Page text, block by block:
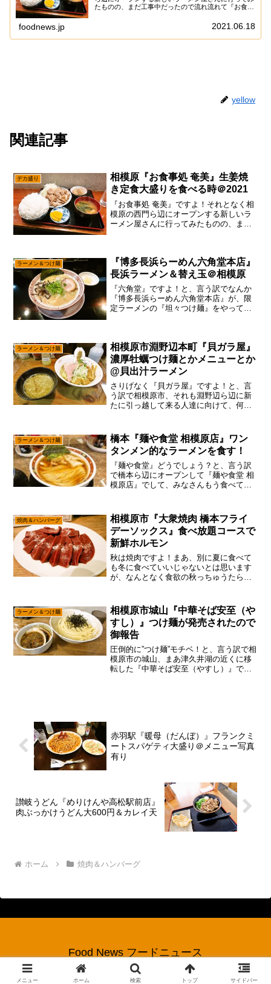
たものの、まだ工事中だったので流れ流れて『お食事
と緊急事態宣言中なので、ほぼ夜営業がメインな
foodnews.jp 2021.06.18
yellow
関連記事
デカ盛り
相模原『お食事処 奄美』生姜焼
き定食大盛りを食べる時＠2021
『お食事処 奄美』ですよ！それとなく相
模原の西門ら辺にオープンする新しいラ
ーメン屋さんに行ってみたものの、まだ
夜営業がメインな『お...
ラーメン＆つけ麺
『博多長浜らーめん六角堂本店』
長浜ラーメン＆替え玉＠相模原
『六角堂』ですよ！と、言う訳でなんか
『博多長浜らーめん六角堂本店』が、限
定ラーメンの『坦々つけ麺』をやってる
夜遅い時間帯に行ったので...
ラーメン＆つけ麺
相模原市淵野辺本町『貝ガラ屋』
濃厚牡蠣つけ麺とかメニューとか
@貝出汁ラーメン
さりげなく『貝ガラ屋』ですよ！と、言
う訳で相模原市、それも淵野辺ら辺に新
たに引っ越して来る人達に向けて、何度
う！「淵野辺本町、駅からちょいちょい
遠いからなと！」一応は『...
ラーメン＆つけ麺
橋本『麺や食堂 相模原店』ワン
タンメン的なラーメンを食す！
『麺や食堂』どうでしょう？と、言う訳
で橋本ら辺にオープンして『麺や食堂 相
模原店』でして、みなさんもう食べてみ
るのが正解かもでして、そういう意味で
は今一番、相模原市でホ...
焼肉＆ハンバーグ
相模原市『大衆焼肉 橋本フライ
デーソックス』食べ放題コースで
新鮮ホルモン
秋は焼肉ですよ！まあ、別に夏に食べて
も冬に食べていいじゃないとは思います
が、なんとなく食欲の秋っちゅうたら肉
はり春夏秋冬で肉質とかは変わるので、
わりと季節は大事だぞと。...
ラーメン＆つけ麺
相模原市城山『中華そば安至（や
すし）』つけ麺が発売されたので
御報告
圧倒的に”つけ麺”モチベ！と、言う訳で相
模原市の城山、まあ津久井湖の近くに移
転した『中華そば安至（やすし）』です
赤羽駅『暖母（だんぼ）』フランクミ
ートスパゲティ大盛り＠メニュー写真
有り
讃岐うどん『めりけんや高松駅前店』
肉ぶっかけうどん大600円＆カレイ天
ホーム 焼肉＆ハンバーグ
Food News フードニュース
© 2017 Food News フードニュース.
メニュー ホーム 検索 トップ サイドバー